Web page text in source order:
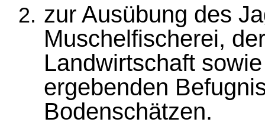
zur Ausübung des
Muschelfischerei,
Landwirtschaft
ergebenden
Bodenschätzen.